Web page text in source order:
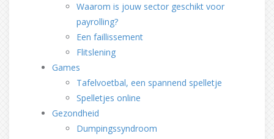
Waarom is jouw sector geschikt voor
payrolling?
Een faillissement
Flitslening
Games
Tafelvoetbal, een spannend spelletje
Spelletjes online
Gezondheid
Dumpingssyndroom